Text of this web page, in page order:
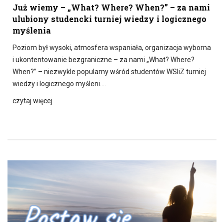
Już wiemy – „What? Where? When?” – za nami
ulubiony studencki turniej wiedzy i logicznego
myślenia
Poziom był wysoki, atmosfera wspaniała, organizacja wyborna
i ukontentowanie bezgraniczne – za nami „What? Where?
When?” – niezwykle popularny wśród studentów WSIiZ turniej
wiedzy i logicznego myśleni….
czytaj więcej